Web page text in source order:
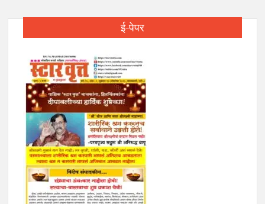
ई-पेपर